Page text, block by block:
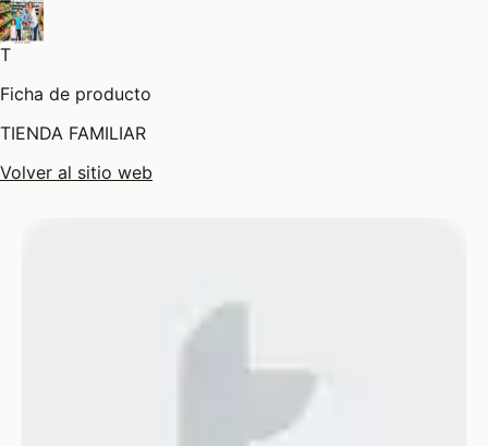
T
Ficha de producto
TIENDA FAMILIAR
Volver al sitio web